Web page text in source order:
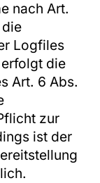
nach Art.
die
Logfiles
die
Art. 6 Abs.
zur
ist der